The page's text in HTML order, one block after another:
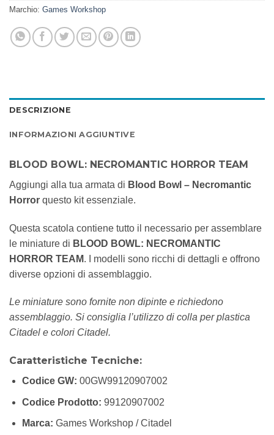
Marchio: Games Workshop
DESCRIZIONE
INFORMAZIONI AGGIUNTIVE
BLOOD BOWL: NECROMANTIC HORROR TEAM
Aggiungi alla tua armata di Blood Bowl – Necromantic
Horror questo kit essenziale.
Questa scatola contiene tutto il necessario per assemblare
le miniature di BLOOD BOWL: NECROMANTIC
HORROR TEAM. I modelli sono ricchi di dettagli e offrono
diverse opzioni di assemblaggio.
Le miniature sono fornite non dipinte e richiedono
assemblaggio. Si consiglia l’utilizzo di colla per plastica
Citadel e colori Citadel.
Caratteristiche Tecniche:
Codice GW: 00GW99120907002
Codice Prodotto: 99120907002
Marca: Games Workshop / Citadel